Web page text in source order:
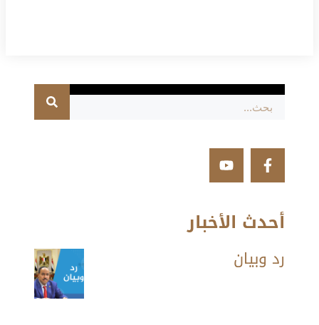
أحدث الأخبار
رد وبيان